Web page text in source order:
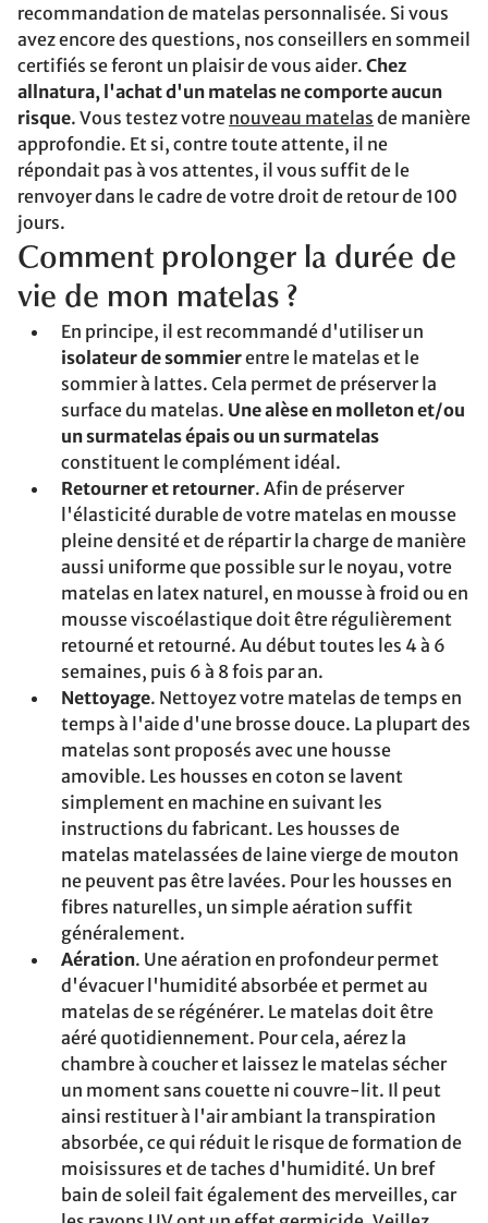
recommandation de matelas personnalisée. Si vous
avez encore des questions, nos conseillers en sommeil
certifiés se feront un plaisir de vous aider. Chez
allnatura, l'achat d'un matelas ne comporte aucun
risque. Vous testez votre nouveau matelas de manière
approfondie. Et si, contre toute attente, il ne
répondait pas à vos attentes, il vous suffit de le
renvoyer dans le cadre de votre droit de retour de 100
jours.
Comment prolonger la durée de
vie de mon matelas ?
En principe, il est recommandé d'utiliser un
isolateur de sommierentre le matelas et le
sommier à lattes. Cela permet de préserver la
surface du matelas. Une alèse en molleton et/ou
un surmatelas épais ou un surmatelas
constituent le complément idéal.
Retourner et retourner. Afin de préserver
l'élasticité durable de votre matelas en mousse
pleine densité et de répartir la charge de manière
aussi uniforme que possible sur le noyau, votre
matelas en latex naturel, en mousse à froid ou en
mousse viscoélastique doit être régulièrement
retourné et retourné. Au début toutes les 4 à 6
semaines, puis 6 à 8 fois par an.
Nettoyage. Nettoyez votre matelas de temps en
temps à l'aide d'une brosse douce. La plupart des
matelas sont proposés avec une housse
amovible. Les housses en coton se lavent
simplement en machine en suivant les
instructions du fabricant. Les housses de
matelas matelassées de laine vierge de mouton
ne peuvent pas être lavées. Pour les housses en
fibres naturelles, un simple aération suffit
généralement.
Aération. Une aération en profondeur permet
d'évacuer l'humidité absorbée et permet au
matelas de se régénérer. Le matelas doit être
aéré quotidiennement. Pour cela, aérez la
chambre à coucher et laissez le matelas sécher
un moment sans couette ni couvre-lit. Il peut
ainsi restituer à l'air ambiant la transpiration
absorbée, ce qui réduit le risque de formation de
moisissures et de taches d'humidité. Un bref
bain de soleil fait également des merveilles, car